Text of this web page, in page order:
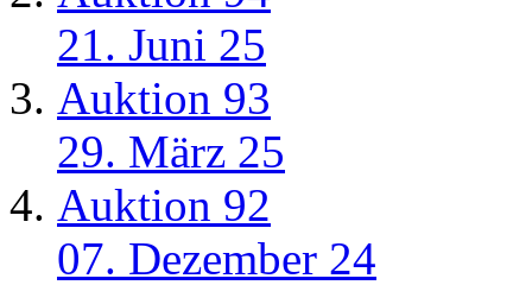
21. Juni 25
Auktion 93
29. März 25
Auktion 92
07. Dezember 24